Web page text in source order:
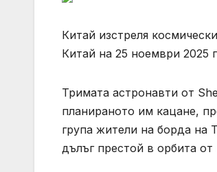
Китай изстреля
Китай на 25 ноември 2025
Тримата астронавти от
планираното им кацане,
група жители на борда на
дълъг престой в орбита от